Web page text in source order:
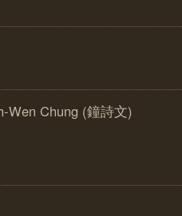
Wen Chung (鐘詩文)